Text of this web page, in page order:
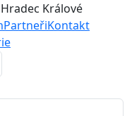
Králové
PartneřiKontakt